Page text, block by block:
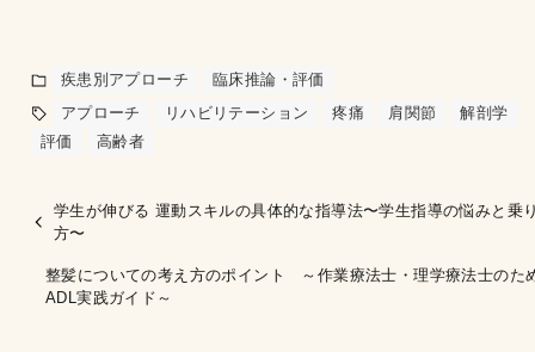
疾患別アプローチ
臨床推論・評価
アプローチ
リハビリテーション 疼痛 肩関節
解剖学
評価
高齢者
学生が伸びる 運動スキルの具体的な指導法〜学生指導の悩みと乗
方〜
整髪についての考え方のポイント ～作業療法士・理学療法士のた
ADL実践ガイド～